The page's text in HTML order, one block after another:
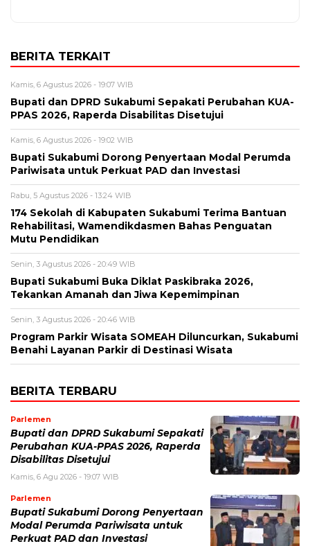
BERITA TERKAIT
Kamis, 6 Agustus 2026 - 19:07 WIB
Bupati dan DPRD Sukabumi Sepakati Perubahan KUA-
PPAS 2026, Raperda Disabilitas Disetujui
Kamis, 6 Agustus 2026 - 19:02 WIB
Bupati Sukabumi Dorong Penyertaan Modal Perumda
Pariwisata untuk Perkuat PAD dan Investasi
Rabu, 5 Agustus 2026 - 13:24 WIB
174 Sekolah di Kabupaten Sukabumi Terima Bantuan
Rehabilitasi, Wamendikdasmen Bahas Penguatan
Mutu Pendidikan
Senin, 3 Agustus 2026 - 20:49 WIB
Bupati Sukabumi Buka Diklat Paskibraka 2026,
Tekankan Amanah dan Jiwa Kepemimpinan
Senin, 3 Agustus 2026 - 20:46 WIB
Program Parkir Wisata SOMEAH Diluncurkan, Sukabumi
Benahi Layanan Parkir di Destinasi Wisata
BERITA TERBARU
Parlemen
Bupati dan DPRD Sukabumi Sepakati
Perubahan KUA-PPAS 2026, Raperda
Disabilitas Disetujui
Kamis, 6 Agu 2026 - 19:07 WIB
Parlemen
Bupati Sukabumi Dorong Penyertaan
Modal Perumda Pariwisata untuk
Perkuat PAD dan Investasi